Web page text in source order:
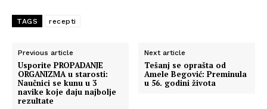
TAGS recepti
Previous article
Usporite PROPADANJE
ORGANIZMA u starosti:
Naučnici se kunu u 3
navike koje daju najbolje
rezultate
Next article
Tešanj se oprašta od
Amele Begović: Preminula
u 56. godini života